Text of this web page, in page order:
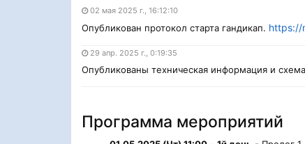
02 мая 2025 г., 16:12:10
Опубликован протокол старта гандикап. https://
29 апр. 2025 г., 0:19:35
Опубликованы техническая информация и
Программа мероприятий